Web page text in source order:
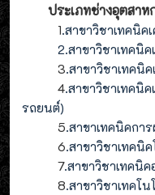
ประเภทช่างอุตสาห
1.สาขาวิชาเทคนิค
2.สาขาวิชาเทคนิค
3.สาขาวิชาเทคนิค
4.สาขาวิชาเทคนิค
รถยนต์)
5.สาขาเทคนิคกา
6.สาขาวิชาเทคนิ
7.สาขาวิชาเทคนิ
8.สาขาวิชาเทคโ